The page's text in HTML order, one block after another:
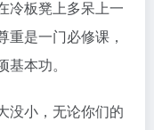
冷板凳上多呆上一
重是一门必修课，
基本功。
没小，无论你们的